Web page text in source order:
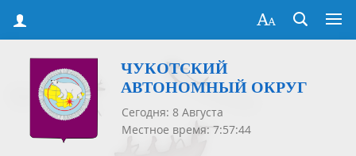
ЧУКОТСКИЙ
АВТОНОМНЫЙ ОКРУГ
Сегодня: 8 Августа
Местное время: 7:57:45